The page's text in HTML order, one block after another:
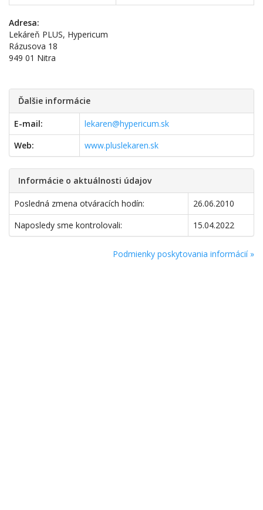
Adresa:
Lekáreň PLUS, Hypericum
Rázusova 18
949 01 Nitra
Ďalšie informácie
E-mail:
lekaren@hypericum.sk
Web:
www.pluslekaren.sk
Informácie o aktuálnosti údajov
Posledná zmena otváracích hodín:
26.06.2010
Naposledy sme kontrolovali:
15.04.2022
Podmienky poskytovania informácií »